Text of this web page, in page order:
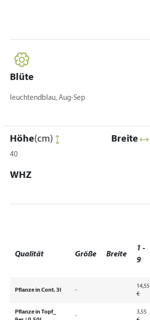
Blüte
leuchtendblau, Aug-Sep
Höhe(cm)
40
Breite
WHZ
Qualität Größe Breite
1 -
9
Pflanze in Cont. 3l -
14,55
€
Pflanze in Topf_
-
3,55